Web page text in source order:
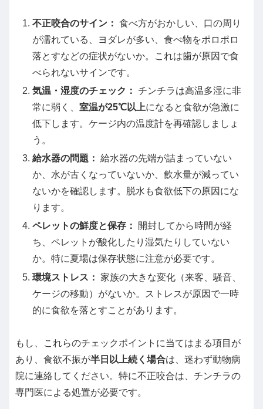
不正咬合のサイン： 食べ方がおかしい、口の周り
が濡れている、ヨダレが多い、食べ物をポロポロ
落とすなどの症状がないか。これは歯が原因で食
べられないサインです。
気温・湿度のチェック： チンチラは高温多湿に非
常に弱く、室温が25℃以上になると食欲が急激に
低下します。ケージ内の温度計を再確認しましょ
う。
給水器の問題： 給水器の先端が詰まっていない
か、水が古くなっていないか、飲水量が減ってい
ないかを確認します。脱水も食欲低下の原因にな
ります。
ペレットの鮮度と保存：
開封してから時間が経
ち、ペレットが酸化したり湿気たりしていない
か。特に夏場は保存状態に注意が必要です。
環境ストレス： 家族の大きな変化（来客、騒音、
ケージの移動）がないか。ストレスが原因で一時
的に食欲を落とすことがあります。
もし、これらのチェックポイントに当てはまる項目が
あり、食欲不振が半日以上続く場合は、迷わず動物病
院に連絡してください。特に不正咬合は、チンチラの
専門医による処置が必要です。